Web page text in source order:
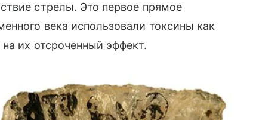
стрелы. Это первое прямое
века использовали токсины как
их отсроченный эффект.